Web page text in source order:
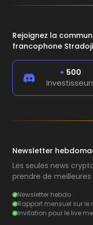
Rejoignez la
francophone Stradoji
+ 500
Newsletter
Les seules news
prendre de meilleures
Newsletter hebdo
Rapport mensuel sur
Invitation pour le live